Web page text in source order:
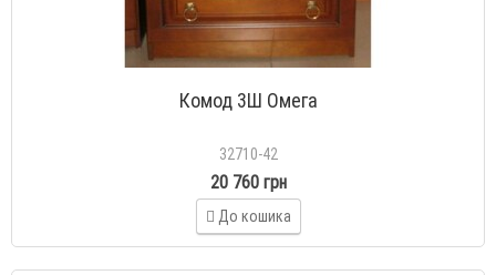
Комод 3Ш Омега
32710-42
20 760 грн
До кошика